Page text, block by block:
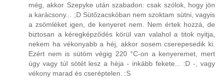
még, akkor Szepyke után szabadon: csak szólok, hogy jön
a karácsony... ;D Sütőzacskóban nem szoktam sütni, vagyis
a zsömléket igen, de kenyeret nem. Nem értek hozzá, de
biztosan a kéregképződés körül van valahol a titok nyitja,
nekem ha vékonyabb a héj, akkor sosem cserepesedik ki.
Ezért nem is sütöm végig 220 °C-on a kenyeremet, mert
úgy vagy túl sötét lesz a héja - inkább fekete... :D -, vagy
vékony marad és cseréptelen. :S